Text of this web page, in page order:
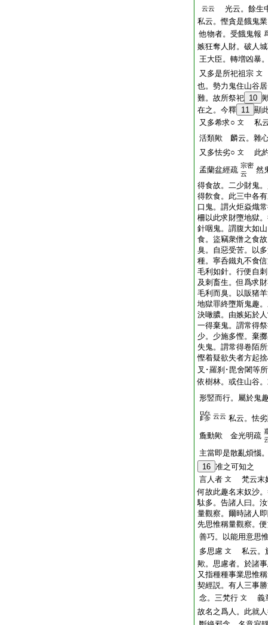
云云
光云。餘生
私云。慳貪是餓鬼
他物者。受餓鬼報
嫉狂奪人財。破人
王大臣。轉増凶暴
又多是所祀祖宗 文
也。勢力鬼住山谷
難。故所祭祀 10
在之。今釋 11 顯
又多希求○ 文
私
活類歟 麟云。雜
又多怯劣○ 文
此
孟蘭盆經疏 宗密
云
然
得食故。二少財鬼
得飮食。此三中各
口鬼。謂火炬焱熾
柵以此求財墮地獄
針咽鬼。謂腹大如
食。盜竊衆僧之食
臭。自惡受苦。以
種。寧呑鐵丸不食
毛利如針。行便自
及刺畜生。但爲求
毛利而臭。以販猪
地獄罪終墮斯鬼趣
決噉膿。由嫉妬於
一得棄鬼。謂常得
少。少施多慳。棄
失鬼。謂常得卷陌
慳着疑欲失者方起
叉･羅刹･毘舍闍等
依樹林。或住山谷
形竪而行。屬於鬼
云云 私云。怯
麁動歟 金光明疏
主當即是散亂煩惱
16 准之可知之
言人者 文
梵云末
何故此趣名末奴沙
駄多。告諸人曰。
量觀察。爾時諸人
先思惟稱量觀察。
善巧。以能用意思
多思慮 文
私云。
歟。思慮者。於諸
又指種種事業思惟
契經説。有人三事
念。三梵行 文
義
故名之爲人。此就